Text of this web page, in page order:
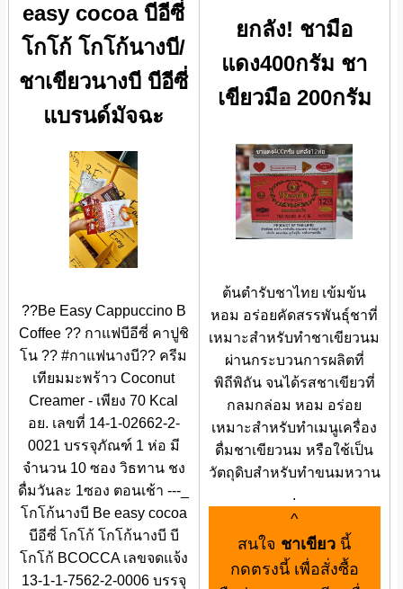
easy cocoa บีอีซี่
โกโก้ โกโก้นางบี/
ชาเขียวนางบี บีอีซี่
แบรนด์มัจฉะ
??Be Easy Cappuccino B
Coffee ?? กาแฟบีอีซี่ คาปูชิ
โน ?? #กาแฟนางบี?? ครีม
เทียมมะพร้าว Coconut
Creamer - เพียง 70 Kcal
อย. เลขที่ 14-1-02662-2-
0021 บรรจุภัณฑ์ 1 ห่อ มี
จำนวน 10 ซอง วิธทาน ชง
ดื่มวันละ 1ซอง ตอนเช้า ---_
โกโก้นางบี Be easy cocoa
บีอีซี่ โกโก้ โกโก้นางบี บี
โกโก้ BCOCCA เลขจดแจ้ง
13-1-1-7562-2-0006 บรรจุ
ยกลัง! ชามือ
แดง400กรัม ชา
เขียวมือ 200กรัม
ต้นตำรับชาไทย เข้มข้น
หอม อร่อยคัดสรรพันธุ์ชาที่
เหมาะสำหรับทำชาเขียวนม
ผ่านกระบวนการผลิตที่
พิถีพิถัน จนได้รสชาเขียวที่
กลมกล่อม หอม อร่อย
เหมาะสำหรับทำเมนูเครื่อง
ดื่มชาเขียวนม หรือใช้เป็น
วัตถุดิบสำหรับทำขนมหวาน
.
^
สนใจ ชาเขียว นี้
กดตรงนี้ เพื่อสั่งซื้อ